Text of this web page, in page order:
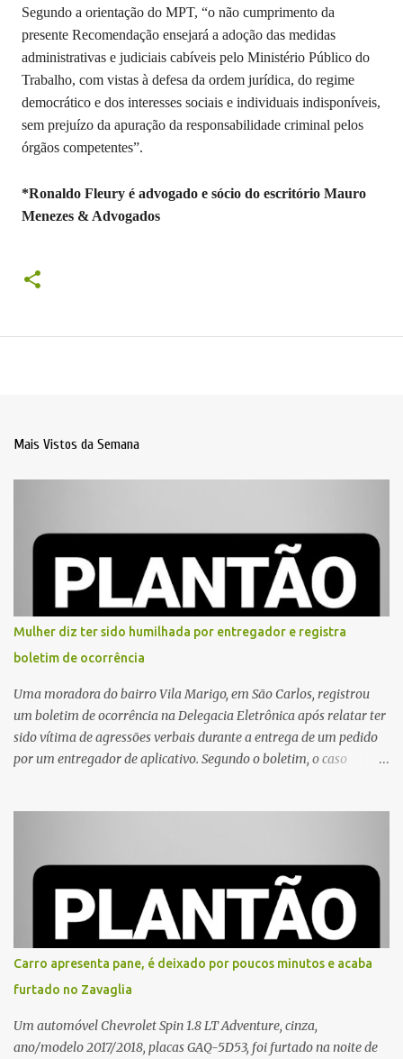
Segundo a orientação do MPT, “o não cumprimento da
presente Recomendação ensejará a adoção das medidas
administrativas e judiciais cabíveis pelo Ministério Público do
Trabalho, com vistas à defesa da ordem jurídica, do regime
democrático e dos interesses sociais e individuais indisponíveis,
sem prejuízo da apuração da responsabilidade criminal pelos
órgãos competentes”.
*Ronaldo Fleury é advogado e sócio do escritório Mauro
Menezes & Advogados
Mais Vistos da Semana
Mulher diz ter sido humilhada por entregador e registra
boletim de ocorrência
Uma moradora do bairro Vila Marigo, em São Carlos, registrou
um boletim de ocorrência na Delegacia Eletrônica após relatar ter
sido vítima de agressões verbais durante a entrega de um pedido
por um entregador de aplicativo. Segundo o boletim, o caso
proximidades. Ainda conforme o registro policial, a vítima relatou
que, ao receber a entrega, voltou a ser ofendida com palavras de
baixo calão e insultos. Ela informou à Polícia Civil que mora
sozinha e que se sentiu ameaçada, coagida e humilhada com a
situação. Fonte: São Carlos Agora
Carro apresenta pane, é deixado por poucos minutos e acaba
furtado no Zavaglia
Um automóvel Chevrolet Spin 1.8 LT Adventure, cinza,
ano/modelo 2017/2018, placas GAQ-5D53, foi furtado na noite de